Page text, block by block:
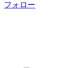
フォロー